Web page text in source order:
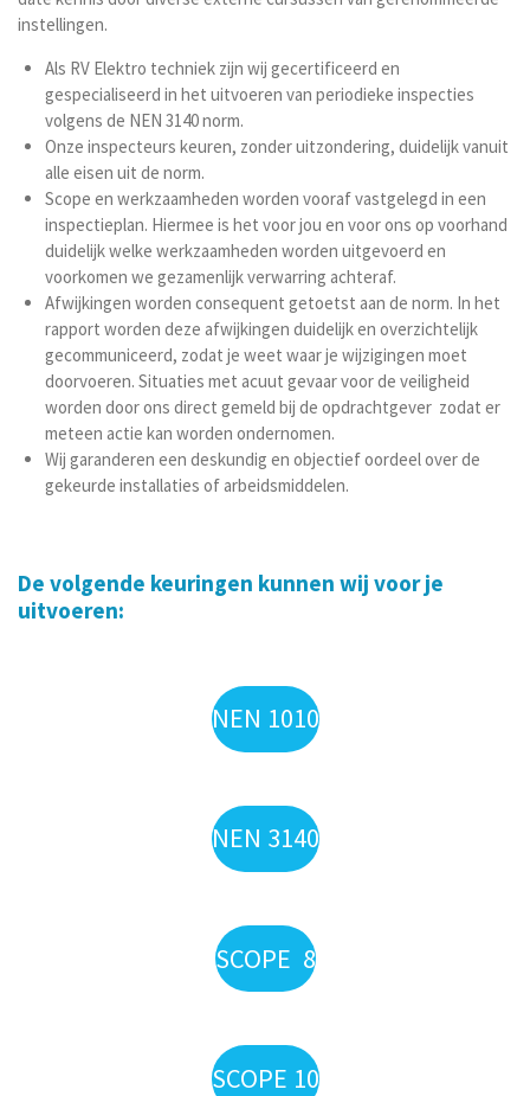
instellingen.
Als RV Elektro techniek zijn wij gecertificeerd en
gespecialiseerd in het uitvoeren van periodieke inspecties
volgens de NEN 3140 norm.
Onze inspecteurs keuren, zonder uitzondering, duidelijk vanuit
alle eisen uit de norm.
Scope en werkzaamheden worden vooraf vastgelegd in een
inspectieplan. Hiermee is het voor jou en voor ons op voorhand
duidelijk welke werkzaamheden worden uitgevoerd en
voorkomen we gezamenlijk verwarring achteraf.
Afwijkingen worden consequent getoetst aan de norm. In het
rapport worden deze afwijkingen duidelijk en overzichtelijk
gecommuniceerd, zodat je weet waar je wijzigingen moet
doorvoeren. Situaties met acuut gevaar voor de veiligheid
worden door ons direct gemeld bij de opdrachtgever zodat er
meteen actie kan worden ondernomen.
Wij garanderen een deskundig en objectief oordeel over de
gekeurde installaties of arbeidsmiddelen.
De volgende keuringen kunnen wij voor je
uitvoeren:
NEN 1010
NEN 3140
SCOPE 8
SCOPE 10